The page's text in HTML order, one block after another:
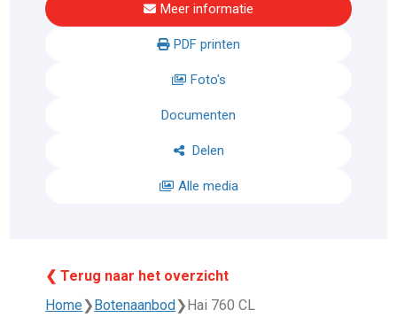
Meer informatie
PDF printen
Foto's
Documenten
Delen
Alle media
❮ Terug naar het overzicht
Home❯ Botenaanbod ❯ Hai 760 CL